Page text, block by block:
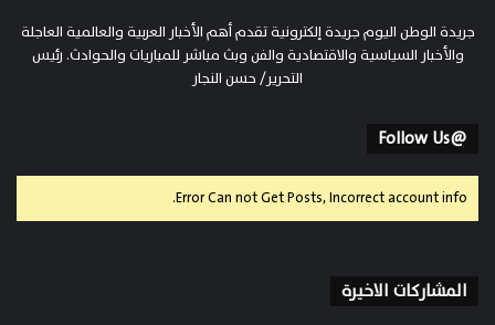
جريدة الوطن اليوم جريدة إلكترونية تقدم أهم الأخبار العربية والعالمية العاجلة
والأخبار السياسية والاقتصادية والفن وبث مباشر للمباريات والحوادث. رئيس
التحرير/ حسن النجار
@Follow Us
Error Can not Get Posts, Incorrect account info.
المشاركات الاخيرة